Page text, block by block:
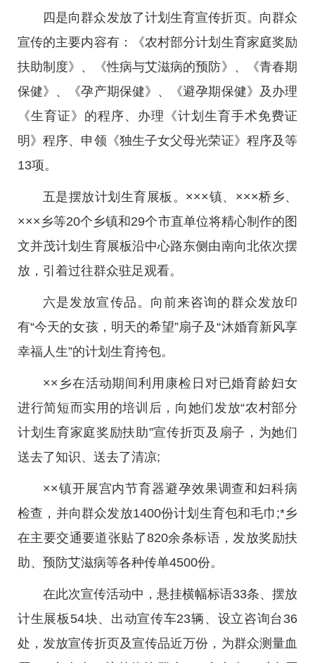
四是向群众发放了计划生育宣传折页。向群众
宣传的主要内容有：《农村部分计划生育家庭奖励
扶助制度》、《性病与艾滋病的预防》、《青春期
保健》、《孕产期保健》、《避孕期保健》及办理
《生育证》的程序、办理《计划生育手术免费证
明》程序、申领《独生子女父母光荣证》程序及等
13项。
五是摆放计划生育展板。×××镇、×××桥乡、
×××乡等20个乡镇和29个市直单位将精心制作的图
文并茂计划生育展板沿中心路东侧由南向北依次摆
放，引着过往群众驻足观看。
六是发放宣传品。向前来咨询的群众发放印
有“今天的女孩，明天的希望”扇子及“沐婚育新风享
幸福人生”的计划生育挎包。
××乡在活动期间利用康检日对已婚育龄妇女
进行简短而实用的培训后，向她们发放“农村部分
计划生育家庭奖励扶助”宣传折页及扇子，为她们
送去了知识、送去了清凉;
××镇开展宫内节育器避孕效果调查和妇科病
检查，并向群众发放1400份计划生育包和毛巾;*乡
在主要交通要道张贴了820余条标语，发放奖励扶
助、预防艾滋病等各种传单4500份。
在此次宣传活动中，悬挂横幅标语33条、摆放
计生展板54块、出动宣传车23辆、设立咨询台36
处，发放宣传折页及宣传品近万份，为群众测量血